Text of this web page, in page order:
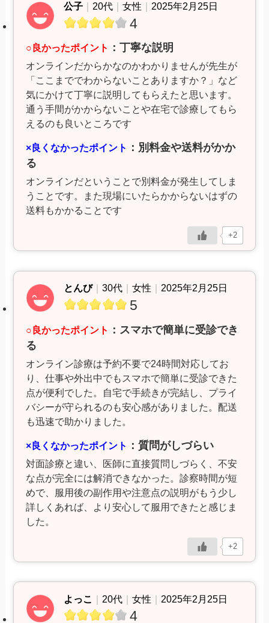
公子 ｜ 20代 ｜女性 ｜ 2025年2月25日
4
○良かったポイント ：丁寧な説明
オンラインだからかなのかわかりませんが先生が
「ここまででわからないことありますか？」など
気にかけて丁寧に説明してもらえたと思います。
通う手間がかからないことや在宅で診療してもら
えるのも良いところです
×良くなかったポイント
：別料金や送料がかか
る
オンラインだということで別料金が発生してしま
うことです。また現場にいたらかからないはずの
送料もかかることです
+2
とんび｜30代 ｜女性 2025年2月25日
5
○良かったポイント
：スマホで簡単に受診でき
る
オンライン診療は予約不要で24時間対応してお
り、仕事や外出中でもスマホで簡単に受診できた
点が便利でした。自宅で手続きが完結し、プライ
バシーが守られるのも安心感がありました。配送
も迅速で助かりました。
×良くなかったポイント ：質問がしづらい
対面診療と違い、医師に直接質問しづらく、不安
な点が完全には解消できなかった。診察時間が短
めで、服用後の副作用や注意点の説明がもう少し
詳しくあれば、より安心して服用できたと感じま
した。
+2
よっこ ｜ 20代 ｜女性 ｜ 2025年2月25日
4